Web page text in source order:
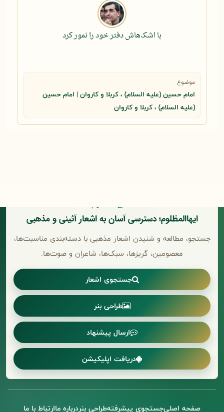
با اشک‌هاش دفتر خود را نمور کرد
موضوع
امام حسین (علیه السلام) ، کربلا و کاروان | امام حسین
(علیه السلام) ، کربلا و کاروان
ایهاالمظلوم؛ دسترسی آسان به اشعار آئینی و مذهبی
جستجو، مطالعه و شنیدن اشعار مذهبی با دسته‌بندی مناسبت‌ها،
معصومین، گریزها، سبک‌ها، شاعران و صوت‌ها.
جستجوی اشعار
طراحی بنر
ارسال پیشنهاد
دریافت اپلیکیشن
صفحه اصلیجستجوی پیشرفتهطراحی بنردرباره ماارتباط با ما